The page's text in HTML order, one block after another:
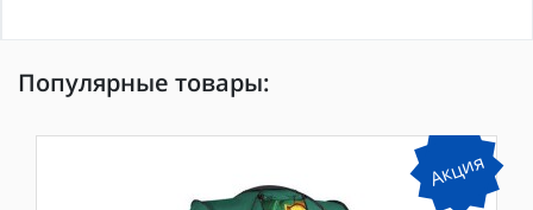
Популярные товары:
Акция